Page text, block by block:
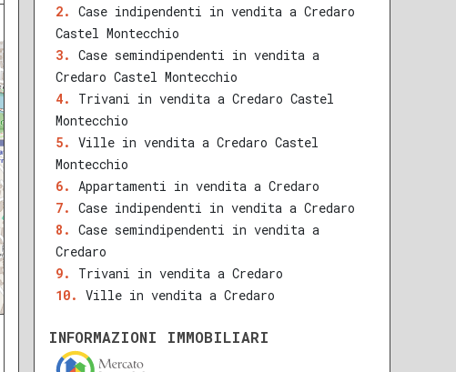
Case indipendenti in vendita a Credaro
Castel Montecchio
Case semindipendenti in vendita a
Credaro Castel Montecchio
Trivani in vendita a Credaro Castel
Montecchio
Ville in vendita a Credaro Castel
Montecchio
Appartamenti in vendita a Credaro
Case indipendenti in vendita a Credaro
Case semindipendenti in vendita a
Credaro
Trivani in vendita a Credaro
Ville in vendita a Credaro
INFORMAZIONI IMMOBILIARI